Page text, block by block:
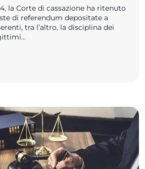
la Corte di cassazione ha ritenuto
di referendum depositate a
tra l’altro, la disciplina dei